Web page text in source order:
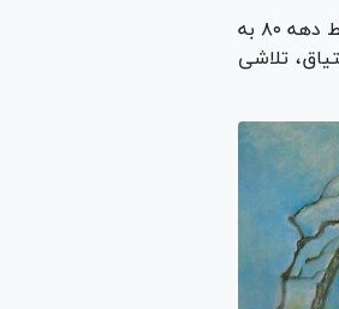
بعد‌ها پس از فارغ التحصیلی در رشته نقاشی دانشگاه الزهرا در فعالیت‌های هنری وارد شد و اواسط دهه ۸۰ به
تلاشی